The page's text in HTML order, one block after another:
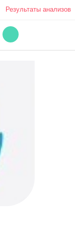
Результаты анализов